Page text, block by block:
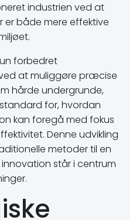
industrien ved at
er både mere effektive
forbedret
at muliggøre præcise
hårde undergrunde,
for, hvordan
kan foregå med fokus
Denne udvikling
metoder til en
står i centrum